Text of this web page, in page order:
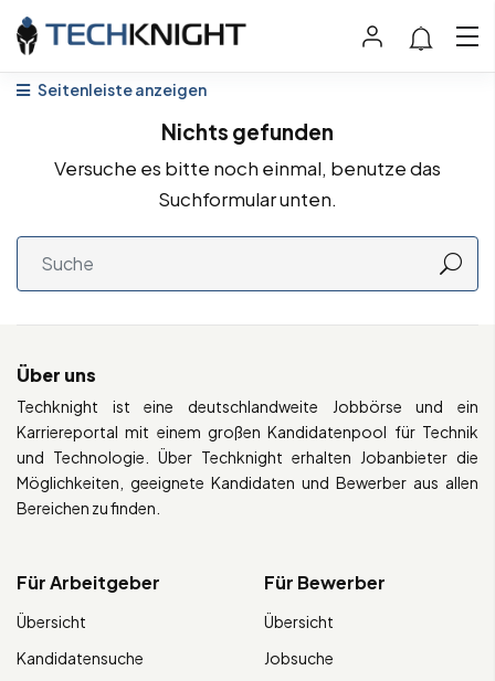
Seitenleiste anzeigen
Nichts gefunden
Versuche es bitte noch einmal, benutze das
Suchformular unten.
Über uns
Techknight ist eine deutschlandweite Jobbörse und ein
Karriereportal mit einem großen Kandidatenpool für Technik
und Technologie. Über Techknight erhalten Jobanbieter die
Möglichkeiten, geeignete Kandidaten und Bewerber aus allen
Bereichen zu finden.
Für Arbeitgeber
Übersicht
Kandidatensuche
Für Bewerber
Übersicht
Jobsuche